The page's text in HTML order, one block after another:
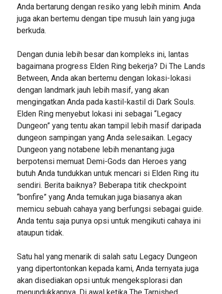
Anda bertarung dengan resiko yang lebih minim. Anda
juga akan bertemu dengan tipe musuh lain yang juga
berkuda.
Dengan dunia lebih besar dan kompleks ini, lantas
bagaimana progress Elden Ring bekerja? Di The Lands
Between, Anda akan bertemu dengan lokasi-lokasi
dengan landmark jauh lebih masif, yang akan
mengingatkan Anda pada kastil-kastil di Dark Souls.
Elden Ring menyebut lokasi ini sebagai “Legacy
Dungeon” yang tentu akan tampil lebih masif daripada
dungeon sampingan yang Anda selesaikan. Legacy
Dungeon yang notabene lebih menantang juga
berpotensi memuat Demi-Gods dan Heroes yang
butuh Anda tundukkan untuk mencari si Elden Ring itu
sendiri. Berita baiknya? Beberapa titik checkpoint
“bonfire” yang Anda temukan juga biasanya akan
memicu sebuah cahaya yang berfungsi sebagai guide.
Anda tentu saja punya opsi untuk mengikuti cahaya ini
ataupun tidak.
Satu hal yang menarik di salah satu Legacy Dungeon
yang dipertontonkan kepada kami, Anda ternyata juga
akan disediakan opsi untuk mengeksplorasi dan